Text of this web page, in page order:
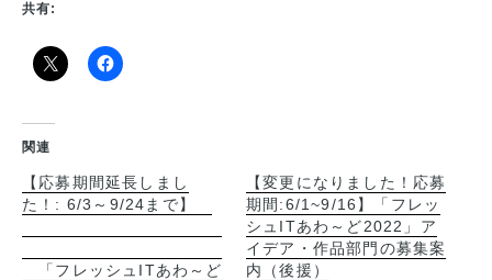
共有:
関連
【応募期間延長しまし
た！: 6/3～9/24まで】
「フレッシュITあわ～ど
【変更になりました！応募
期間:6/1~9/16】「フレッ
シュITあわ～ど2022」ア
イデア・作品部門の募集案
内（後援）